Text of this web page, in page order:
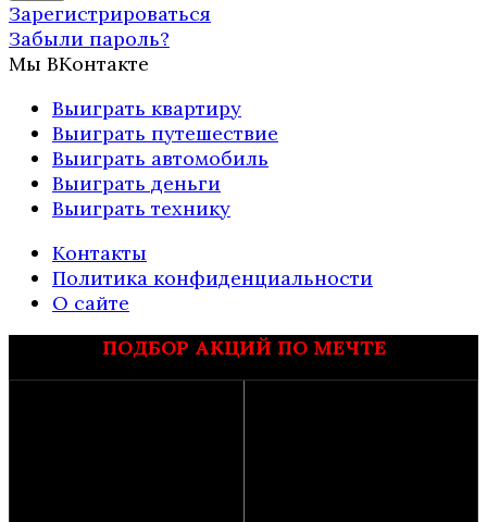
Зарегистрироваться
Забыли пароль?
Мы ВКонтакте
Выиграть квартиру
Выиграть путешествие
Выиграть автомобиль
Выиграть деньги
Выиграть технику
Контакты
Политика конфиденциальности
О сайте
ПОДБОР АКЦИЙ ПО МЕЧТЕ